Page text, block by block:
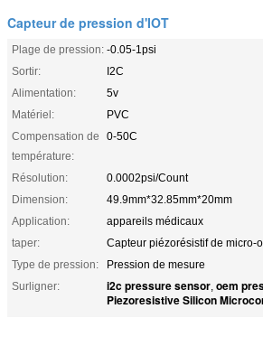
Capteur de pression d'IOT
Plage de pression: -0.05-1psi
Sortir:
I2C
Alimentation:
5v
Matériel:
PVC
Compensation de
température:
0-50C
Résolution:
0.0002psi/Count
Dimension:
49.9mm*32.85mm*20mm
Application:
appareils médicaux
taper:
Capteur piézorésistif de micro-
Type de pression:
Pression de mesure
Surligner:
i2c pressure sensor, oem
Piezoresistive Silicon